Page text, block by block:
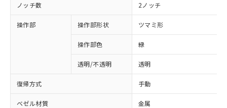
ノッチ数 2ノッチ
操作部 操作部形状 ツマミ形
操作部色 緑
透明/不透明 透明
復帰方式 手動
ベゼル材質 金属